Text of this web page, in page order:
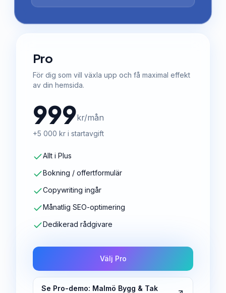
Pro
För dig som vill växla upp och få maximal effekt
av din hemsida.
999kr/mån
+5 000 kr i startavgift
Allt i Plus
Bokning / offertformulär
Copywriting ingår
Månatlig SEO-optimering
Dedikerad rådgivare
Välj Pro
Se Pro-demo: Malmö Bygg & Tak